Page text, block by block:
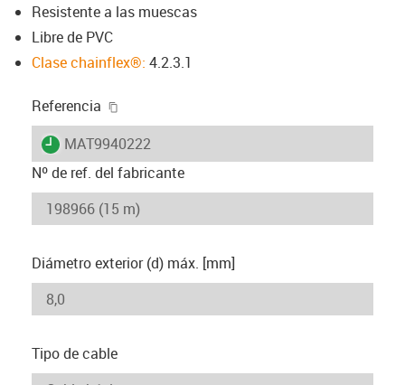
Resistente a las muescas
Libre de PVC
Clase chainflex®: 4.2.3.1
Referencia
igus-icon-lieferzeit
MAT9940222
Nº de ref. del fabricante
Diámetro exterior (d) máx. [mm]
Tipo de cable